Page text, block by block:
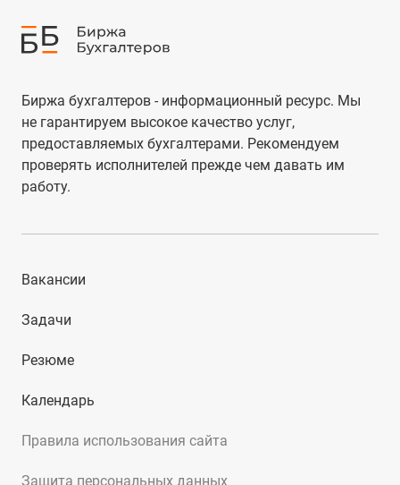
Биржа бухгалтеров - информационный ресурс. Мы
не гарантируем высокое качество услуг,
предоставляемых бухгалтерами. Рекомендуем
проверять исполнителей прежде чем давать им
работу.
Правила использования сайта
Защита персональных данных
Вакансии
Задачи
Резюме
Календарь